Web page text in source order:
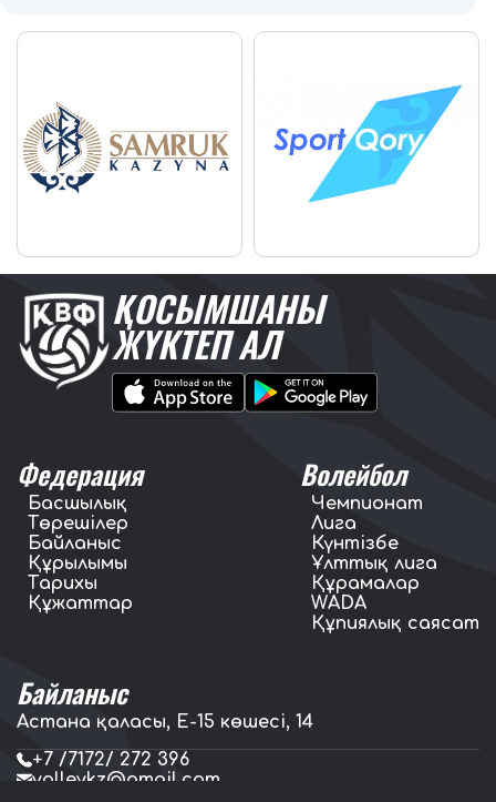
ҚОСЫМШАНЫ
ЖҮКТЕП АЛ
Федерация
Басшылық
Төрешілер
Байланыс
Құрылымы
Тарихы
Құжаттар
Волейбол
Чемпионат
Лига
Күнтізбе
Ұлттық лига
Құрамалар
WADA
Құпиялық саясат
Байланыс
Астана қаласы, E-15 көшесі, 14
+7 /7172/ 272 396
volleykz@gmail.com